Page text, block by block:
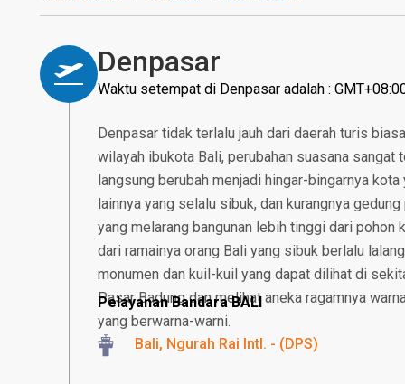
Denpasar
Waktu setempat di Denpasar adalah :
Denpasar tidak terlalu jauh dari daerah turis
wilayah ibukota Bali, perubahan suasana sangat
langsung berubah menjadi hingar-bingarnya
lainnya yang selalu sibuk, dan kurangnya
yang melarang bangunan lebih tinggi dari pohon
dari ramainya orang Bali yang sibuk berlalu
monumen dan kuil-kuil yang dapat dilihat di
Pasar Badung dan melihat aneka ragamnya
yang berwarna-warni.
Pelayanan Bandara BALI
Bali, Ngurah Rai Intl. - (DPS)